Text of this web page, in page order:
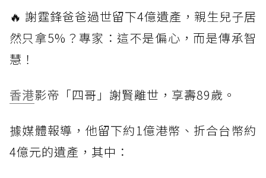
🔥 謝霆鋒爸爸過世留下4億遺產，親生兒子居
然只拿5%？專家：這不是偏心，而是傳承智
慧！
香港影帝「四哥」謝賢離世，享壽89歲。
據媒體報導，他留下約1億港幣、折合台幣約
4億元的遺產，其中：